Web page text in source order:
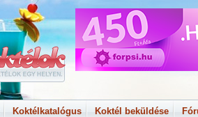
Koktélkatalógus Koktél beküldése